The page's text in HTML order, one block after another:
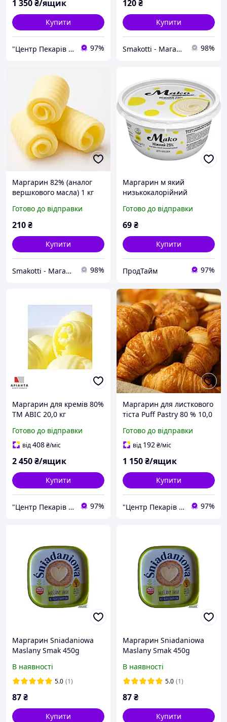
1 350₴/ящик
Купити
"Центр Пекарів "АРІАНТА" ТзОВ 97%
120₴
Купити
Smakotti - Магазин кондитерських інгредієнтів 98%
Маргарин 82% (аналог
вершкового масла) 1 кг
Готово до відправки
210₴
Купити
Smakotti - Магазин кондитерських інгредієнтів 98%
Маргарин м який
низькокалорійний
Готово до відправки
69₴
Купити
ПродТайм 97%
Маргарин для кремів 80%
ТМ АВІС 20,0 кг
Готово до відправки
від408₴/міс
2 450₴/ящик
Купити
"Центр Пекарів "АРІАНТА" ТзОВ 97%
Маргарин для листкового
тіста Puff Pastry 80 % 10,0
Готово до відправки
від 192₴/міс
1 150₴/ящик
Купити
"Центр Пекарів "АРІАНТА" ТзОВ 97%
Маргарин Sniadaniowa
Maslany Smak 450g
В наявності
5.0 (1)
87₴
Купити
Маргарин Sniadaniowa
Maslany Smak 450g
В наявності
5.0 (1)
87₴
Купити